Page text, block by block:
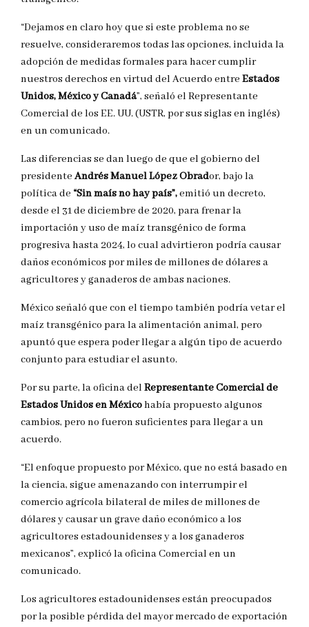
“Dejamos en claro hoy que si este problema no se
resuelve, consideraremos todas las opciones, incluida la
adopción de medidas formales para hacer cumplir
nuestros derechos en virtud del Acuerdo entre Estados
Unidos, México y Canadá”, señaló el Representante
Comercial de los EE. UU. (USTR, por sus siglas en inglés)
en un comunicado.
Las diferencias se dan luego de que el gobierno del
presidente Andrés Manuel López Obrador, bajo la
política de “Sin maís no hay país”,emitió un decreto,
desde el 31 de diciembre de 2020, para frenar la
importación y uso de maíz transgénico de forma
progresiva hasta 2024, lo cual advirtieron podría causar
daños económicos por miles de millones de dólares a
agricultores y ganaderos de ambas naciones.
México señaló que con el tiempo también podría vetar el
maíz transgénico para la alimentación animal, pero
apuntó que espera poder llegar a algún tipo de acuerdo
conjunto para estudiar el asunto.
Por su parte, la oficina delRepresentante Comercial de
Estados Unidos en Méxicohabía propuesto algunos
cambios, pero no fueron suficientes para llegar a un
acuerdo.
“El enfoque propuesto por México, que no está basado en
la ciencia, sigue amenazando con interrumpir el
comercio agrícola bilateral de miles de millones de
dólares y causar un grave daño económico a los
agricultores estadounidenses y a los ganaderos
mexicanos”, explicó la oficina Comercial en un
comunicado.
Los agricultores estadounidenses están preocupados
por la posible pérdida del mayor mercado de exportación